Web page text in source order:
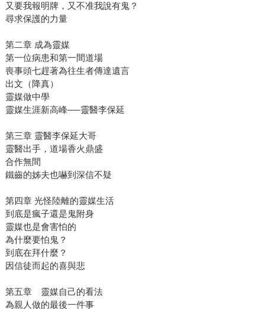
又要我報明牌，又不准我說有鬼？
尋求保護的力量
第二章 成為靈媒
第一位病患和第一間道場
喪事頭七趕著為往生者傳達遺言
出文（降真）
靈媒做中學
靈媒生涯新高峰──靈醫李保延
第三章 靈醫李保延大哥
靈醫出手，道場香火鼎盛
合作無間
鐵齒的姊夫也嚇到深信不疑
第四章 光怪陸離的靈媒生活
到底是瘋子還是鬼附身
靈媒也是會害怕的
為什麼要怕鬼？
到底在拜什麼？
因信徒而起的喜與悲
第五章 靈媒自己的看法
為親人做的最後一件事